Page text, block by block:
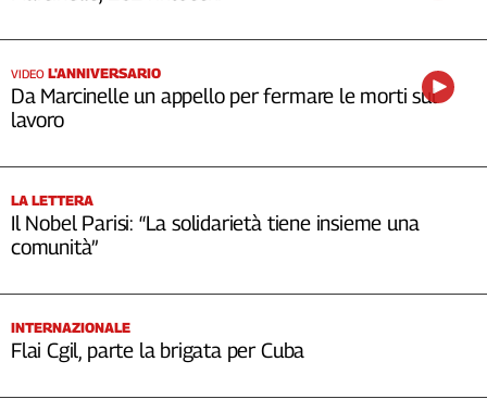
VIDEO L'ANNIVERSARIO
Da Marcinelle un appello per fermare le morti sul
lavoro
LA LETTERA
Il Nobel Parisi: “La solidarietà tiene insieme una
comunità”
INTERNAZIONALE
Flai Cgil, parte la brigata per Cuba